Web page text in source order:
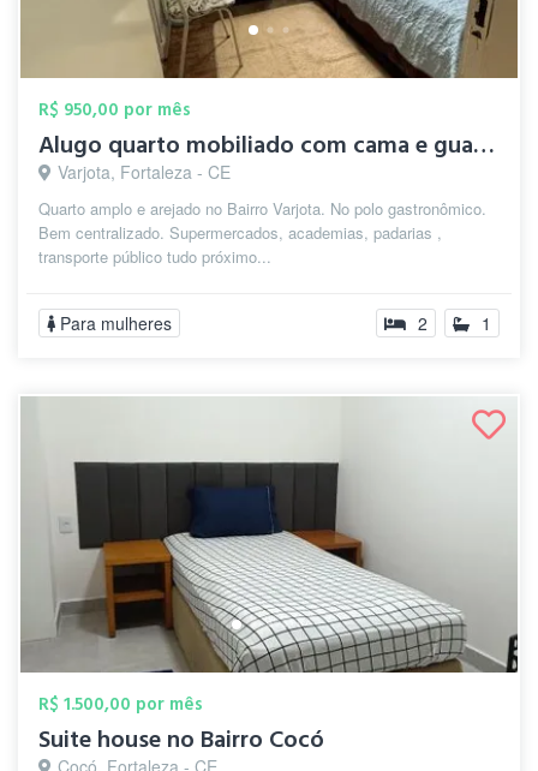
R$ 950,00 por mês
Alugo quarto mobiliado com cama e guarda...
Varjota, Fortaleza - CE
Quarto amplo e arejado no Bairro Varjota. No polo gastronômico.
Bem centralizado. Supermercados, academias, padarias ,
transporte público tudo próximo...
Para mulheres 2 1
R$ 1.500,00 por mês
Suite house no Bairro Cocó
Cocó, Fortaleza - CE